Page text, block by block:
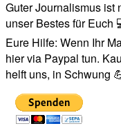
Guter Journalismus ist
unser Bestes für Euch
Eure Hilfe: Wenn Ihr
hier via Paypal tun.
helft uns, in Schwung